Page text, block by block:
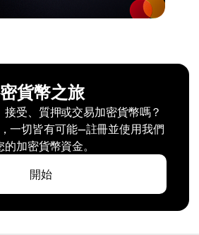
貨幣之旅
受、質押或交易加密貨幣嗎？
一切皆有可能—註冊並使用我們
加密貨幣資金。
開始